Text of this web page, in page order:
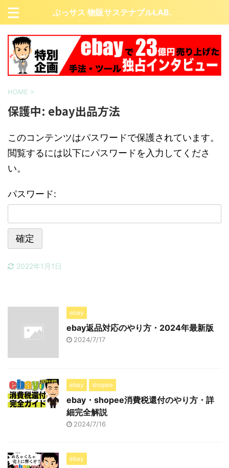
ぶっサス 物販サステナブルLAB.
HOME >
保護中: ebay出品方法
このコンテンツはパスワードで保護されています。
閲覧するには以下にパスワードを入力してくださ
い。
パスワード:
2022年1月1日
ebay
ebay返品対応のやり方・2024年最新版
2024/7/17
ebay shopee
ebay・shopee消費税還付のやり方・詳
細完全解説
2024/7/16
ebay